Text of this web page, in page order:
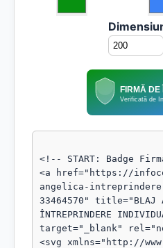
FIRMĂ DE
Verificată de
<!-- START: Badge
<a href="https://
angelica-
33464570" title="BLAJ
ÎNTREPRINDERE
target="_blank"
<svg xmlns="http://